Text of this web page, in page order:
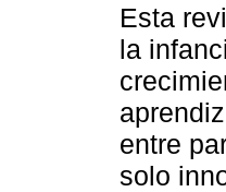
Esta
la
entre
solo